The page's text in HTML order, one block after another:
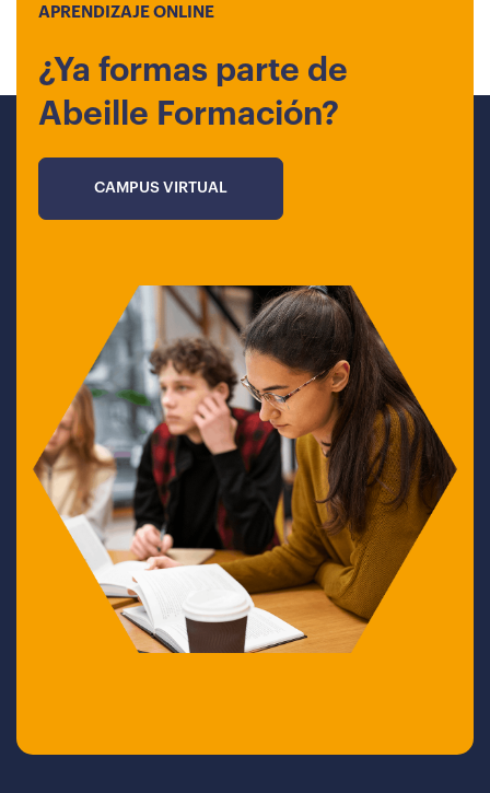
APRENDIZAJE ONLINE
¿Ya formas parte de
Abeille Formación?
CAMPUS VIRTUAL